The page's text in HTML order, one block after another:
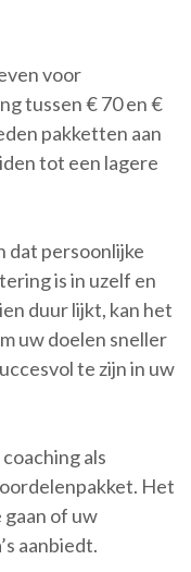
voor
tussen € 70 en €
pakketten aan
tot een lagere
dat persoonlijke
is in uzelf en
duur lijkt, kan het
uw doelen sneller
te zijn in uw
als
Het
gaan of uw
aanbiedt.